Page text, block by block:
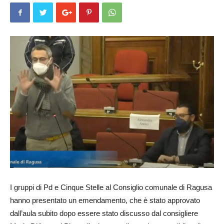
I gruppi di Pd e Cinque Stelle al Consiglio comunale di Ragusa
hanno presentato un emendamento, che è stato approvato
dall’aula subito dopo essere stato discusso dal consigliere